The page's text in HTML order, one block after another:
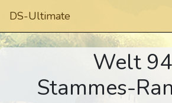
DS-Ultimate
Welt 94
Stammes-